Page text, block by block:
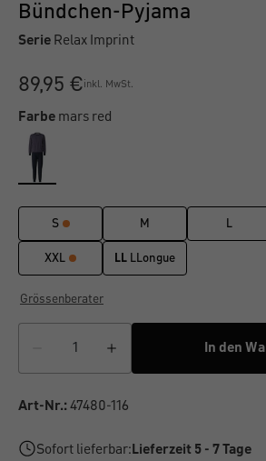
Bündchen-Pyjama
Serie Relax Imprint
89,95 €inkl. MwSt.
Farbe mars red
S M L
XXL LL LLongue
Grössenberater
In den
Art-Nr.: 47480-116
Sofort lieferbar:Lieferzeit 5 - 7 Tage